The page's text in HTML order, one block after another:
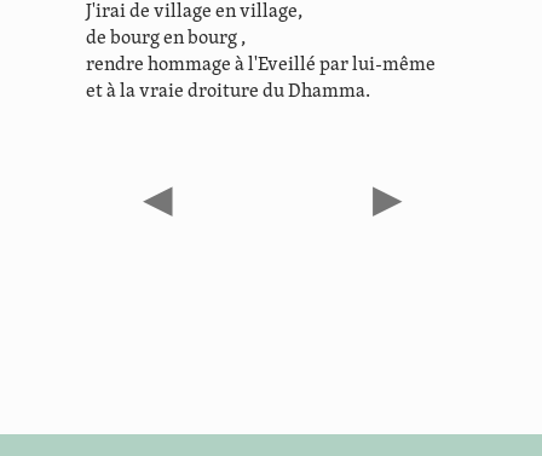
J'irai de village en village,
de bourg en bourg ,
rendre hommage à l'Eveillé par lui-même
et à la vraie droiture du Dhamma.
◀ ▶